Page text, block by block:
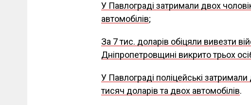
У Павлограді затримали двох
автомобілів;
За 7 тис. доларів обіцяли вивезти
Дніпропетровщині викрито трьох
У Павлограді поліцейські
тисяч доларів та двох автомобілів.